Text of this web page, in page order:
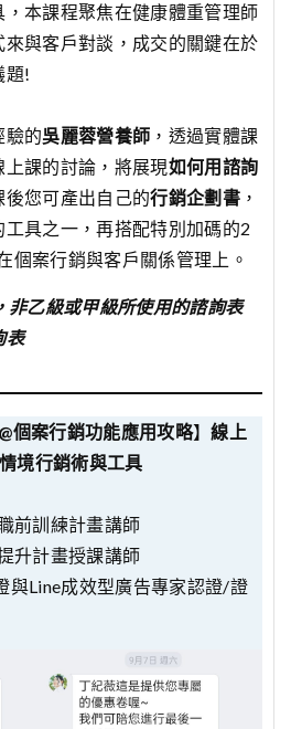
本課程聚焦在健康體重管理師
與客戶對談，成交的關鍵在於
題!
驗的吳麗蓉營養師 ，透過實體課
課的討論，將展現如何用諮詢
後您可產出自己的行銷企劃書 ，
具之一，再搭配特別加碼的2
個案行銷與客戶關係管理上。
非乙級或甲級所使用的諮詢表
表
個案行銷功能應用攻略】線上
境行銷術與工具
前訓練計畫講師
升計畫授課講師
與Line成效型廣告專家認證/證